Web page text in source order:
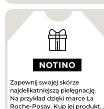
Zapewnij swojej skórze
najdelikatniejszą pielęgnację.
Na przykład dzięki marce La
Roche-Posay. Kup jej produkty